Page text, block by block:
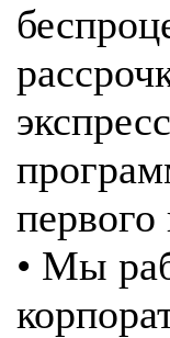
первого
• Мы